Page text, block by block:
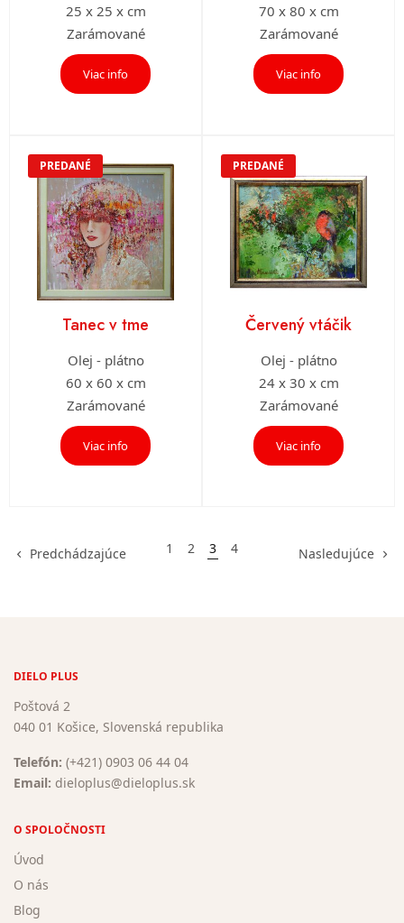
25 x 25 x cm
Zarámované
Viac info
70 x 80 x cm
Zarámované
Viac info
PREDANÉ
Tanec v tme
Olej - plátno
60 x 60 x cm
Zarámované
Viac info
PREDANÉ
Červený vtáčik
Olej - plátno
24 x 30 x cm
Zarámované
Viac info
Predchádzajúce 1 2 3 4 Nasledujúce
DIELO PLUS
Poštová 2
040 01 Košice, Slovenská republika
Telefón: (+421) 0903 06 44 04
Email: dieloplus@dieloplus.sk
O SPOLOČNOSTI
Úvod
O nás
Blog